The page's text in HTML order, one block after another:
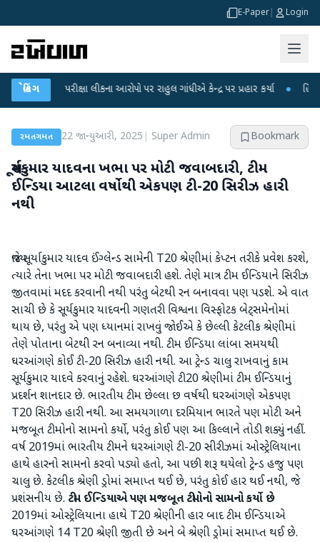
E-Paper Login
બ્રેકિંગ
NET પરીક્ષા લીકના આરોપો પર રાહુલ ગાંધીએ કેન્દ્ર પર પ્રહાર કર્યા ● હિંમતનગરમાં
રમતગમત 22 જાન્યુઆરી, 2025 Super Admin Bookmark
સૂર્યકુમાર યાદવના ખભા પર મોટી જવાબદારી, ટીમ
ઈન્ડિયા આટલા વર્ષોથી એકપણ ટી-20 સિરીઝ હારી
નથી
જ્યારે સૂર્યાકુમાર યાદવ ઈંગ્લેન્ડ સામેની T20 શ્રેણીમાં કેપ્ટન તરીકે પ્રવેશ કરશે,
ત્યારે તેના ખભા પર મોટી જવાબદારી હશે. તેણે માત્ર ટીમ ઈન્ડિયાને સિરીઝ
જીતવામાં મદદ કરવાની નથી પરંતુ બેટથી રન બનાવવા પણ પડશે. એ વાત
સાચી છે કે સૂર્યકુમાર યાદવની ગણતરી વિશ્વના વિસ્ફોટક બેટ્સમેનોમાં
થાય છે, પરંતુ એ પણ ધ્યાનમાં રાખવું જોઈએ કે છેલ્લી કેટલીક શ્રેણીમાં
તેણે પોતાના બેટથી રન બનાવ્યા નથી. ટીમ ઈન્ડિયા લાંબા સમયથી
ઘરઆંગણે કોઈ ટી-20 સિરીઝ હારી નથી. આ ટ્રેન્ડ ચાલુ રાખવાનું કામ
સૂર્યકુમાર યાદવે કરવાનું રહેશે. ઘરઆંગણે ટી20 શ્રેણીમાં ટીમ ઈન્ડિયાનું
પ્રદર્શન શાનદાર છે. ભારતીય ટીમ છેલ્લા છ વર્ષથી ઘરઆંગણે એકપણ
T20 સિરીઝ હારી નથી. આ સમયગાળા દરમિયાન ભારતે પણ મોટી અને
મજબૂત ટીમોનો સામનો કર્યો, પરંતુ કોઈ પણ આ કિલ્લાને તોડી શક્યું નહીં.
વર્ષ 2019માં ભારતીય ટીમને ઘરઆંગણે ટી-20 સીરીઝમાં ઓસ્ટ્રેલિયાના
હાથે હારનો સામનો કરવો પડ્યો હતો, આ પછી શરૂ થયેલો ટ્રેન્ડ હજુ પણ
ચાલુ છે. કેટલીક શ્રેણી ડ્રોમાં સમાપ્ત થઈ છે, પરંતુ કોઈ હાર થઈ નથી, જે
પ્રશંસનીય છે. ટીમ ઈન્ડિયાએ પણ મજબૂત ટીમોનો સામનો કર્યો છે
2019માં ઓસ્ટ્રેલિયાના હાથે T20 શ્રેણીની હાર બાદ ટીમ ઈન્ડિયાએ
ઘરઆંગણે 14 T20 શ્રેણી જીતી છે અને બે શ્રેણી ડ્રોમાં સમાપ્ત થઈ છે.